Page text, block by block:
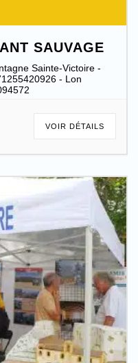
SAUVAGE
Sainte-Victoire -
- Lon
VOIR DÉTAILS